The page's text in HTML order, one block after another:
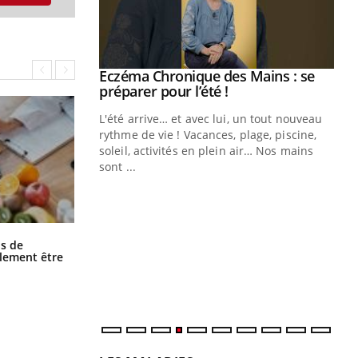
de
être
: et si on
de type 2
chez les
les soignants.
Youtube
Eczéma Chronique des Mains : se
préparer pour l’été !Youtube
L'été arrive… et avec lui, un tout nouveau
rythme de vie ! Vacances, plage, piscine,
soleil, activités en plein air… Nos mains
sont ...